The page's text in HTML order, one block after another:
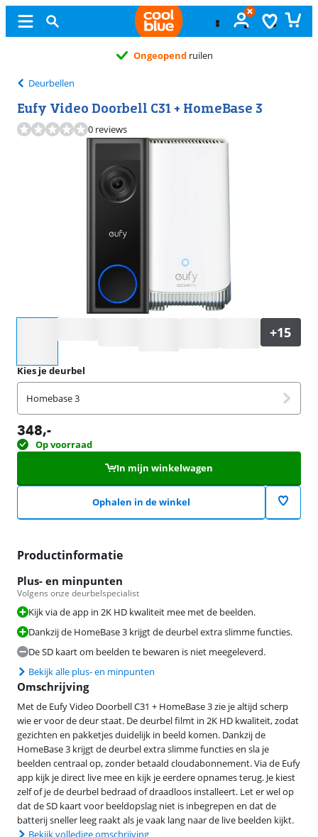
Ongeopend ruilen
Deurbellen
Eufy Video Doorbell C31 + HomeBase 3
0 reviews
Kies je deurbel
Homebase 3
348,-
Op voorraad
In mijn winkelwagen
Ophalen in de winkel
Productinformatie
Plus- en minpunten
Volgens onze deurbelspecialist
Kijk via de app in 2K HD kwaliteit mee met de beelden.
Dankzij de HomeBase 3 krijgt de deurbel extra slimme functies.
De SD kaart om beelden te bewaren is niet meegeleverd.
Bekijk alle plus- en minpunten
Omschrijving
Met de Eufy Video Doorbell C31 + HomeBase 3 zie je altijd scherp
wie er voor de deur staat. De deurbel filmt in 2K HD kwaliteit, zodat
gezichten en pakketjes duidelijk in beeld komen. Dankzij de
HomeBase 3 krijgt de deurbel extra slimme functies en sla je
beelden centraal op, zonder betaald cloudabonnement. Via de Eufy
app kijk je direct live mee en kijk je eerdere opnames terug. Je kiest
zelf of je de deurbel bedraad of draadloos installeert. Let er wel op
dat de SD kaart voor beeldopslag niet is inbegrepen en dat de
batterij sneller leeg raakt als je vaak lang naar de live beelden kijkt.
Bekijk volledige omschrijving